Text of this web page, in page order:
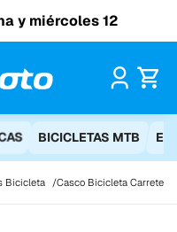
y miércoles 12
BICICLETAS MTB
Bicicleta Casco Bicicleta Carretera